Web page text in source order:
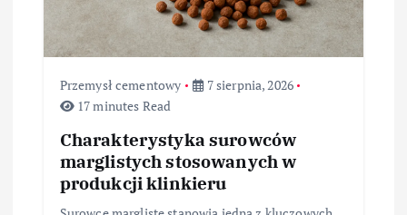
Przemysł cementowy
7 sierpnia, 2026
17 minutes Read
Charakterystyka surowców
marglistych stosowanych w
produkcji klinkieru